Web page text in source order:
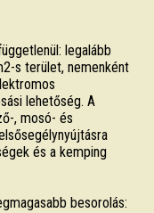
legalább
s terület, nemenként
lehetőség. A
, mosó- és
és a kemping
besorolás: